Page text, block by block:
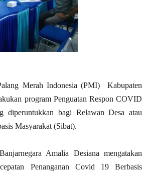
Merah Indonesia (PMI) Kabupaten
program Penguatan Respon COVID
diperuntukkan bagi Relawan Desa atau
Masyarakat (Sibat).
Amalia Desiana mengatakan
Penanganan Covid 19 Berbasis